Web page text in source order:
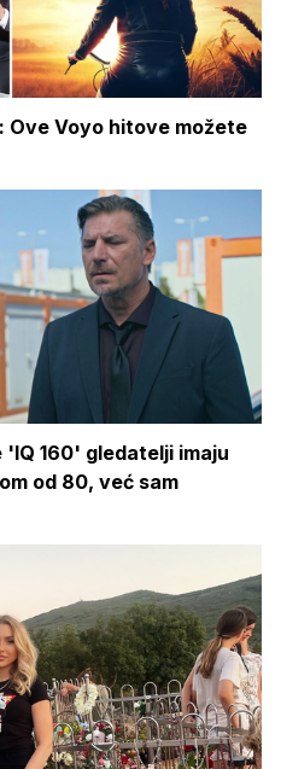
Ove Voyo hitove možete
160' gledatelji imaju
od 80, već sam